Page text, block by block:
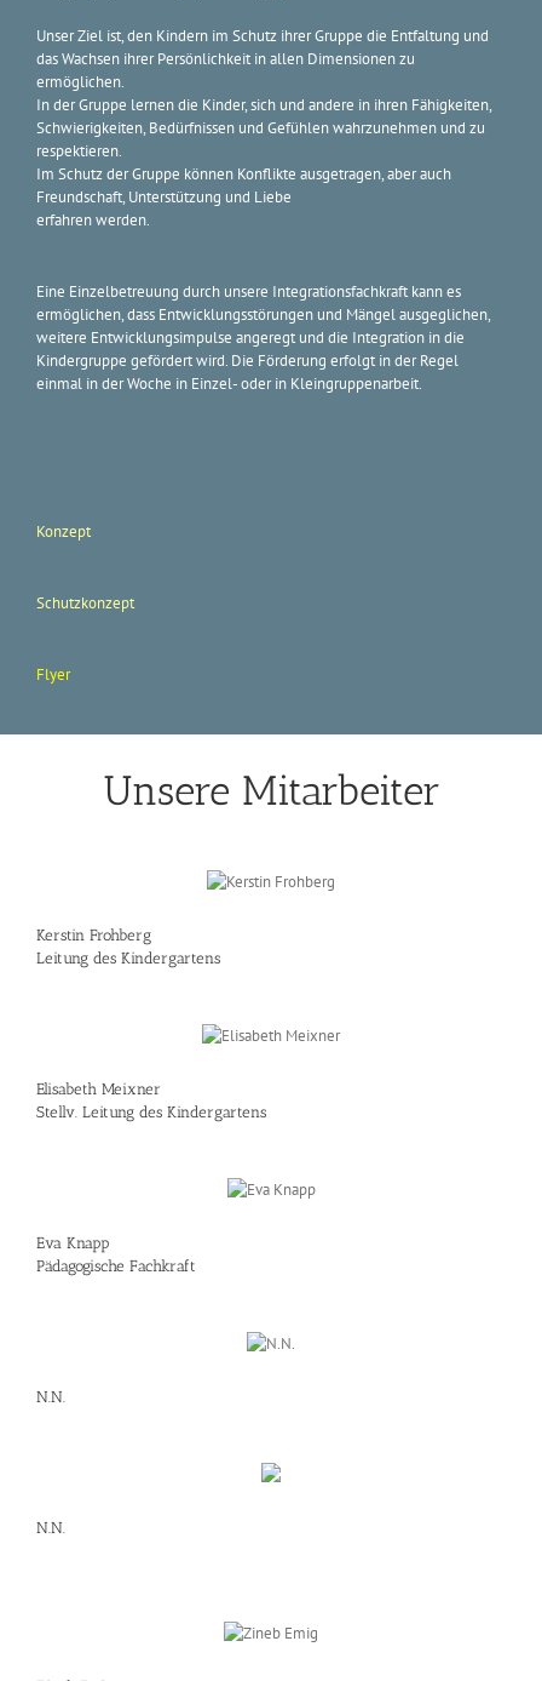
Unser Ziel ist, den Kindern im Schutz ihrer Gruppe die Entfaltung und
das Wachsen ihrer Persönlichkeit in allen Dimensionen zu
ermöglichen.
In der Gruppe lernen die Kinder, sich und andere in ihren Fähigkeiten,
Schwierigkeiten, Bedürfnissen und Gefühlen wahrzunehmen und zu
respektieren.
Im Schutz der Gruppe können Konflikte ausgetragen, aber auch
Freundschaft, Unterstützung und Liebe
erfahren werden.
Eine Einzelbetreuung durch unsere Integrationsfachkraft kann es
ermöglichen, dass Entwicklungsstörungen und Mängel ausgeglichen,
weitere Entwicklungsimpulse angeregt und die Integration in die
Kindergruppe gefördert wird. Die Förderung erfolgt in der Regel
einmal in der Woche in Einzel- oder in Kleingruppenarbeit.
Konzept
Schutzkonzept
Flyer
Unsere Mitarbeiter
Kerstin Frohberg
Leitung des Kindergartens
Elisabeth Meixner
Stellv. Leitung des Kindergartens
Eva Knapp
Pädagogische Fachkraft
N.N.
N.N.